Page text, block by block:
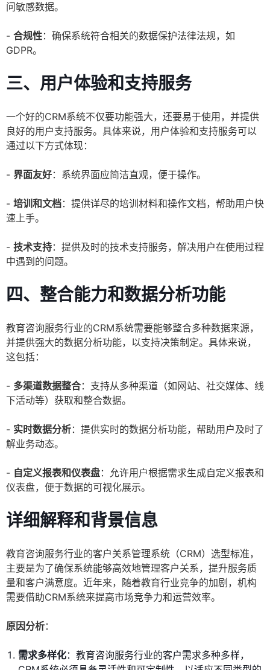
问敏感数据。
- 合规性：确保系统符合相关的数据保护法律法规，如
GDPR。
三、用户体验和支持服务
一个好的CRM系统不仅要功能强大，还要易于使用，并提供
良好的用户支持服务。具体来说，用户体验和支持服务可以
通过以下方式体现：
- 界面友好：系统界面应简洁直观，便于操作。
- 培训和文档：提供详尽的培训材料和操作文档，帮助用户快
速上手。
- 技术支持：提供及时的技术支持服务，解决用户在使用过程
中遇到的问题。
四、整合能力和数据分析功能
教育咨询服务行业的CRM系统需要能够整合多种数据来源，
并提供强大的数据分析功能，以支持决策制定。具体来说，
这包括：
- 多渠道数据整合：支持从多种渠道（如网站、社交媒体、线
下活动等）获取和整合数据。
- 实时数据分析：提供实时的数据分析功能，帮助用户及时了
解业务动态。
- 自定义报表和仪表盘：允许用户根据需求生成自定义报表和
仪表盘，便于数据的可视化展示。
详细解释和背景信息
教育咨询服务行业的客户关系管理系统（CRM）选型标准，
主要是为了确保系统能够高效地管理客户关系，提升服务质
量和客户满意度。近年来，随着教育行业竞争的加剧，机构
需要借助CRM系统来提高市场竞争力和运营效率。
原因分析：
需求多样化：教育咨询服务行业的客户需求多种多样，